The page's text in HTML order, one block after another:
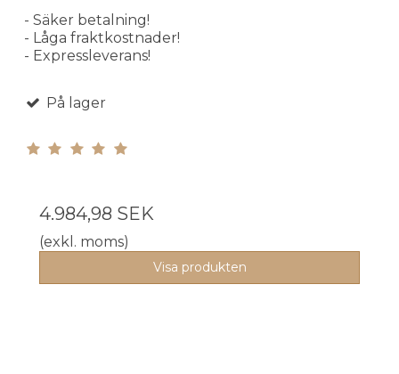
- Säker betalning!
- Låga fraktkostnader!
- Expressleverans!
På lager
4.984,98 SEK
(exkl. moms)
Visa produkten